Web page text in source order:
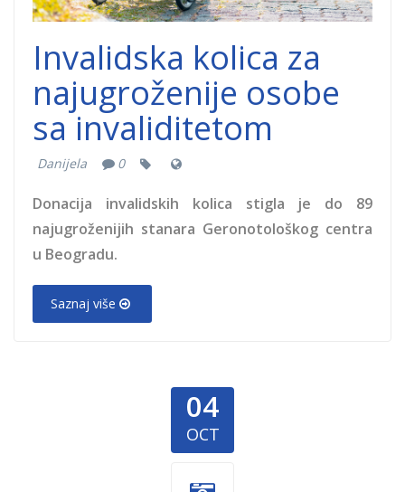
Invalidska kolica za
najugroženije osobe
sa invaliditetom
Danijela 0
Donacija invalidskih kolica stigla je do 89
najugroženijih stanara Geronotološkog centra
u Beogradu.
Saznaj više
04
OCT